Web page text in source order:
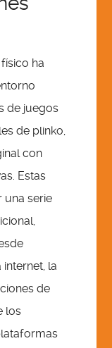
ha
de juegos
de plinko,
con
Estas
una serie
la
de
los